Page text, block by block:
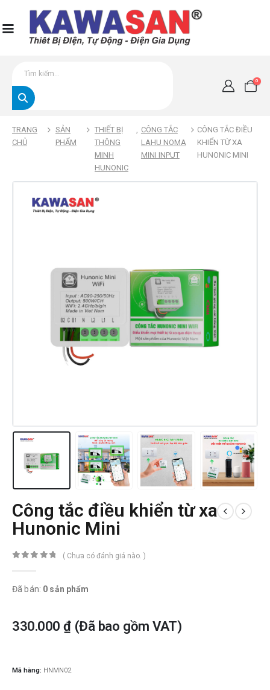
0
TRANG
CHỦ
SẢN
PHẨM
THIẾT BỊ
THÔNG
MINH
HUNONIC
, CÔNG TẮC
LAHU NOMA
MINI INPUT
CÔNG TẮC ĐIỀU
KHIỂN TỪ XA
HUNONIC MINI
Công tắc điều khiển từ xa
Hunonic Mini
( Chưa có đánh giá nào. )
Đã bán: 0 sản phẩm
330.000₫ (Đã bao gồm VAT)
Mã hàng: HNMN02